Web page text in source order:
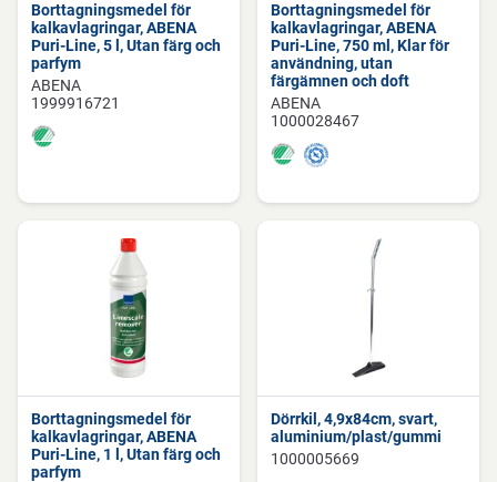
Borttagningsmedel för
kalkavlagringar, ABENA
Puri-Line, 5 l, Utan färg och
parfym
ABENA
1999916721
Borttagningsmedel för
kalkavlagringar, ABENA
Puri-Line, 750 ml, Klar för
användning, utan
färgämnen och doft
ABENA
1000028467
Borttagningsmedel för
kalkavlagringar, ABENA
Puri-Line, 1 l, Utan färg och
parfym
Dörrkil, 4,9x84cm, svart,
aluminium/plast/gummi
1000005669